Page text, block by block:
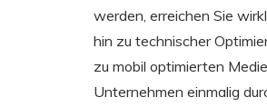
werden, erreichen Sie
hin zu technischer
zu mobil optimierten
Unternehmen einmalig